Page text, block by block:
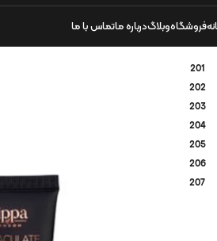
فروشگاهوبلاگدرباره ماتماس با ما
201
202
203
204
205
206
207